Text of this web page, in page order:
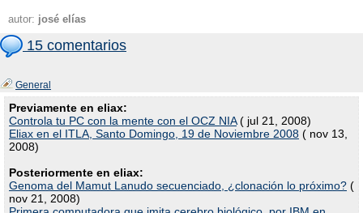
autor: josé elías
15 comentarios
General
Previamente en eliax:
Controla tu PC con la mente con el OCZ NIA( jul 21, 2008)
Eliax en el ITLA, Santo Domingo, 19 de Noviembre 2008 ( nov 13,
2008)
Posteriormente en eliax:
Genoma del Mamut Lanudo secuenciado, ¿clonación lo próximo? (
nov 21, 2008)